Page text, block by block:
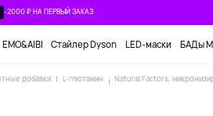
-2000 ₽ НА ПЕРВЫЙ ЗАКАЗ
EMO&AIBI Стайлер Dyson LED-маски БАДы
добавки L-глютамин
Natural Factors,